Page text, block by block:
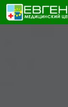
Skip to